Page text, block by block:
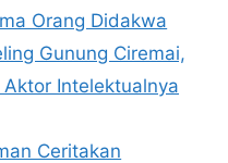
Orang Didakwa
Gunung Ciremai,
Intelektualnya
Ceritakan